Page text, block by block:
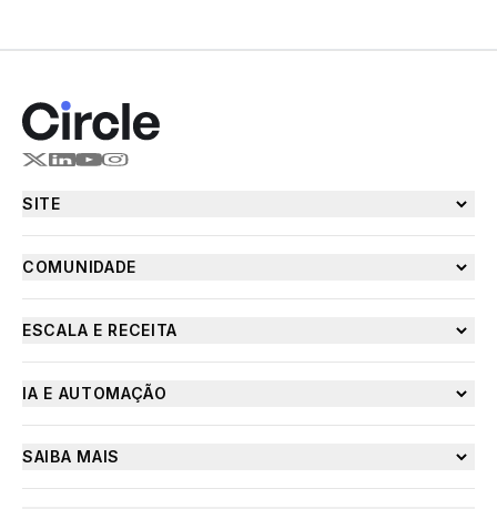
SITE
COMUNIDADE
ESCALA E RECEITA
IA E AUTOMAÇÃO
SAIBA MAIS